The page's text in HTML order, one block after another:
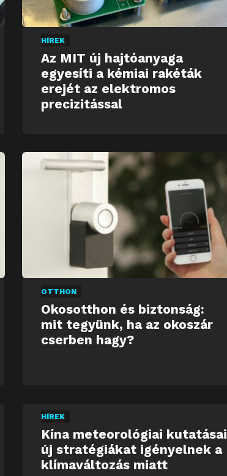
HÍREK
Az MIT új hajtóanyaga
egyesíti a kémiai rakéták
erejét az elektromos
precizitással
OTTHON
Okosotthon és biztonság:
mit tegyünk, ha az okoszár
cserben hagy?
HÍREK
Kína meteorológiai kutatásai
új stratégiákat igényelnek a
klímaváltozás miatt